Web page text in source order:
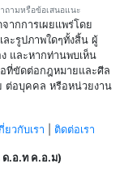
ถามหรือข้อเสนอแนะ
ากการเผยแพร่โดย
ะรูปภาพใดๆทั้งสิ้น ผู้
และหากท่านพบเห็น
ที่ขัดต่อกฎหมายและศีล
ต่อบุคคล หรือหน่วยงาน
ยวกับเรา ติดต่อเรา
.อ.ท ค.อ.ม)